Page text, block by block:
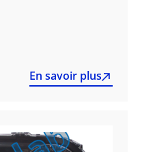
En savoir plus